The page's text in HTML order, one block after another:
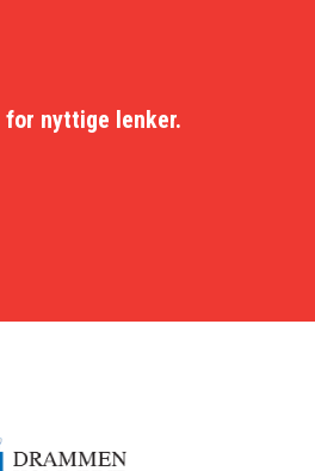
for nyttige lenker.